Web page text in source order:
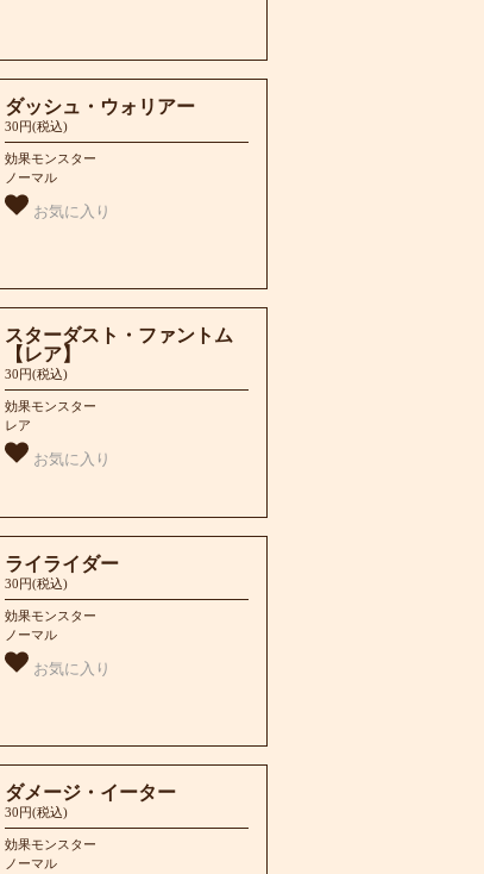
ダッシュ・ウォリアー
30円(税込)
効果モンスター
ノーマル
お気に入り
スターダスト・ファントム
【レア】
30円(税込)
効果モンスター
レア
お気に入り
ライライダー
30円(税込)
効果モンスター
ノーマル
お気に入り
ダメージ・イーター
30円(税込)
効果モンスター
ノーマル